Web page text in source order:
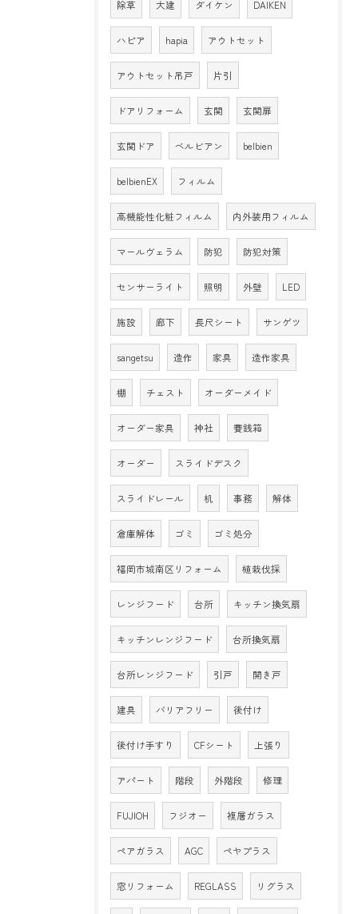
除草 大建 ダイケン DAIKEN
ハピア hapia アウトセット
アウトセット吊戸 片引
ドアリフォーム 玄関 玄関扉
玄関ドア ベルビアン belbien
belbienEX フィルム
高機能性化粧フィルム 内外装用フィルム
マールヴェラム 防犯 防犯対策
センサーライト 照明 外壁 LED
施設 廊下 長尺シート サンゲツ
sangetsu 造作 家具 造作家具
棚 チェスト オーダーメイド
オーダー家具 神社 賽銭箱
オーダー スライドデスク
スライドレール 机 事務 解体
倉庫解体 ゴミ ゴミ処分
福岡市城南区リフォーム 植栽伐採
レンジフード 台所 キッチン換気扇
キッチンレンジフード 台所換気扇
台所レンジフード 引戸 開き戸
建具 バリアフリー 後付け
後付け手すり CFシート 上張り
アパート 階段 外階段 修理
FUJIOH フジオー 複層ガラス
ペアガラス AGC ペヤプラス
窓リフォーム REGLASS リグラス